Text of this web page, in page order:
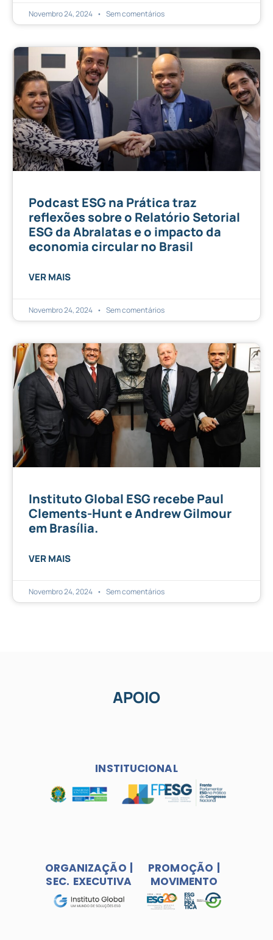
Novembro 24, 2024 Sem comentários
Podcast ESG na Prática traz
reflexões sobre o Relatório Setorial
ESG da Abralatas e o impacto da
economia circular no Brasil
VER MAIS
Novembro 24, 2024 Sem comentários
Instituto Global ESG recebe Paul
Clements-Hunt e Andrew Gilmour
em Brasília.
VER MAIS
Novembro 24, 2024 Sem comentários
APOIO
INSTITUCIONAL
ORGANIZAÇÃO |
SEC. EXECUTIVA
PROMOÇÃO |
MOVIMENTO